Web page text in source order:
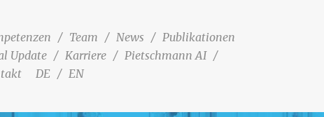
Team News
Publikationen
Update
Karriere
Pietschmann AI
DE EN